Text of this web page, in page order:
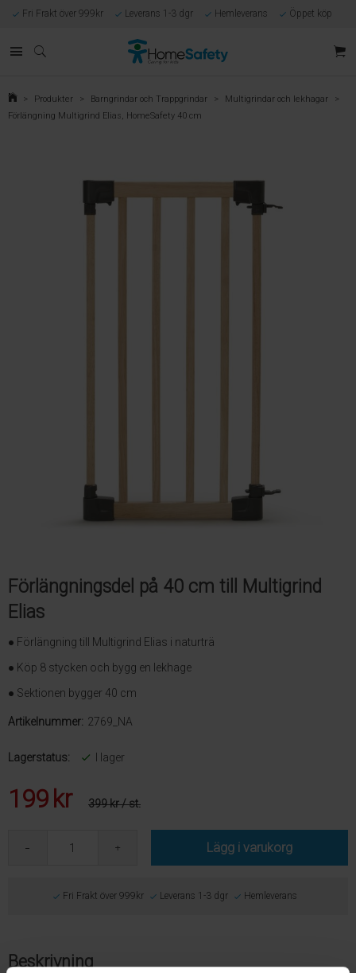
Fri Frakt över 999kr Leverans 1-3 dgr Hemleverans Öppet köp
Egen tillverkning
> Produkter > Barngrindar och Trappgrindar > Multigrindar och lekhagar
>
Förlängning Multigrind Elias, HomeSafety 40 cm
Förlängningsdel på 40 cm till Multigrind
Elias
● Förlängning till Multigrind Elias i naturträ
● Köp 8 stycken och bygg en lekhage
● Sektionen bygger 40 cm
Artikelnummer: 2769_NA
Lagerstatus: I lager
199 kr 399 kr/ st.
Lägg i varukorg
Fri Frakt över 999kr Leverans 1-3 dgr Hemleverans
Beskrivning